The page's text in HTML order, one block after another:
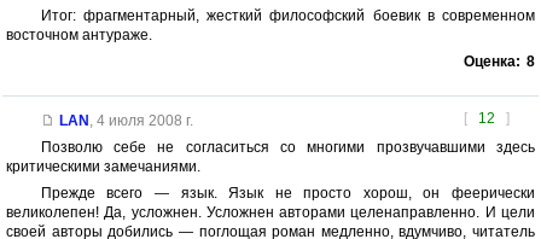
Итог: фрагментарный, жесткий философский боевик в современном
восточном антураже.
Оценка: 8
[ 12 ]
LAN , 4 июля 2008 г.
Позволю себе не согласиться со многими прозвучавшими здесь
критическими замечаниями.
Прежде всего — язык. Язык не просто хорош, он феерически
великолепен! Да, усложнен. Усложнен авторами целенаправленно. И цели
своей авторы добились — поглощая роман медленно, вдумчиво, читатель